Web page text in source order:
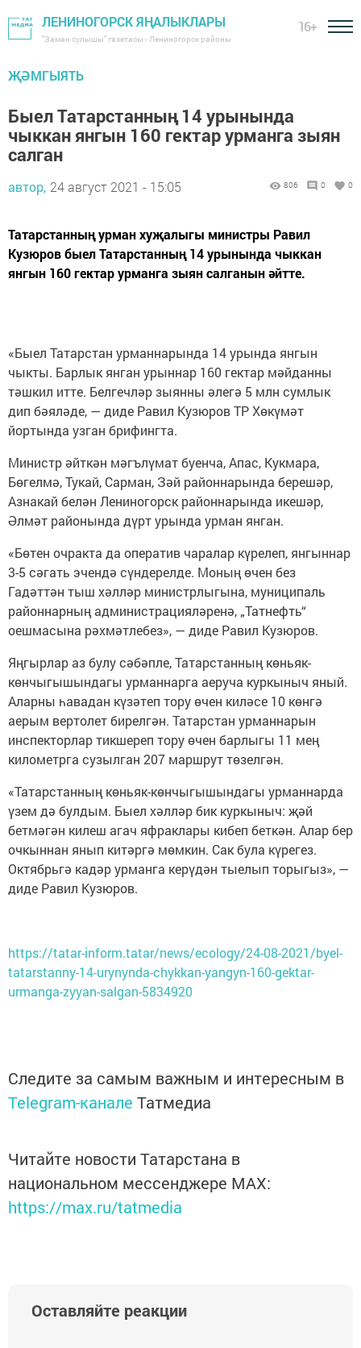
ЛЕНИНОГОРСК ЯҢАЛЫКЛАРЫ
"Заман сулышы" газетасы - Лениногорск районы
16+
ҖӘМГЫЯТЬ
Быел Татарстанның 14 урынында
чыккан янгын 160 гектар урманга зыян
салган
автор, 24 август 2021 - 15:05 806 0 0
Татарстанның урман хуҗалыгы министры Равил
Кузюров быел Татарстанның 14 урынында чыккан
янгын 160 гектар урманга зыян салганын әйтте.
«Быел Татарстан урманнарында 14 урында янгын
чыкты. Барлык янган урыннар 160 гектар мәйданны
тәшкил итте. Белгечләр зыянны әлегә 5 млн сумлык
дип бәяләде, — диде Равил Кузюров ТР Хөкүмәт
йортында узган брифингта.
Министр әйткән мәгълүмат буенча, Апас, Кукмара,
Бөгелмә, Тукай, Сарман, Зәй районнарында берешәр,
Азнакай белән Лениногорск районнарында икешәр,
Әлмәт районында дүрт урында урман янган.
«Бөтен очракта да оператив чаралар күрелеп, янгыннар
3-5 сәгать эчендә сүндерелде. Моның өчен без
Гадәттән тыш хәлләр министрлыгына, муниципаль
районнарның администрацияләренә, „Татнефть“
оешмасына рәхмәтлебез», — диде Равил Кузюров.
Яңгырлар аз булу сәбәпле, Татарстанның көньяк-
көнчыгышындагы урманнарга аеруча куркыныч яный.
Аларны һавадан күзәтеп тору өчен киләсе 10 көнгә
аерым вертолет бирелгән. Татарстан урманнарын
инспекторлар тикшереп тору өчен барлыгы 11 мең
километрга сузылган 207 маршрут төзелгән.
«Татарстанның көньяк-көнчыгышындагы урманнарда
үзем дә булдым. Быел хәлләр бик куркыныч: җәй
бетмәгән килеш агач яфраклары кибеп беткән. Алар бер
очкыннан янып китәргә мөмкин. Сак була күрегез.
Октябрьгә кадәр урманга керүдән тыелып торыгыз», —
диде Равил Кузюров.
https://tatar-inform.tatar/news/ecology/24-08-2021/byel-
tatarstanny-14-urynynda-chykkan-yangyn-160-gektar-
urmanga-zyyan-salgan-5834920
Следите за самым важным и интересным в
Telegram-канале Татмедиа
Читайте новости Татарстана в
национальном мессенджере MАХ:
https://max.ru/tatmedia
Оставляйте реакции